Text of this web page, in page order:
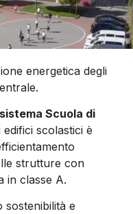
energetica degli
Scuola di
edifici scolastici è
strutture con
in classe A.
e